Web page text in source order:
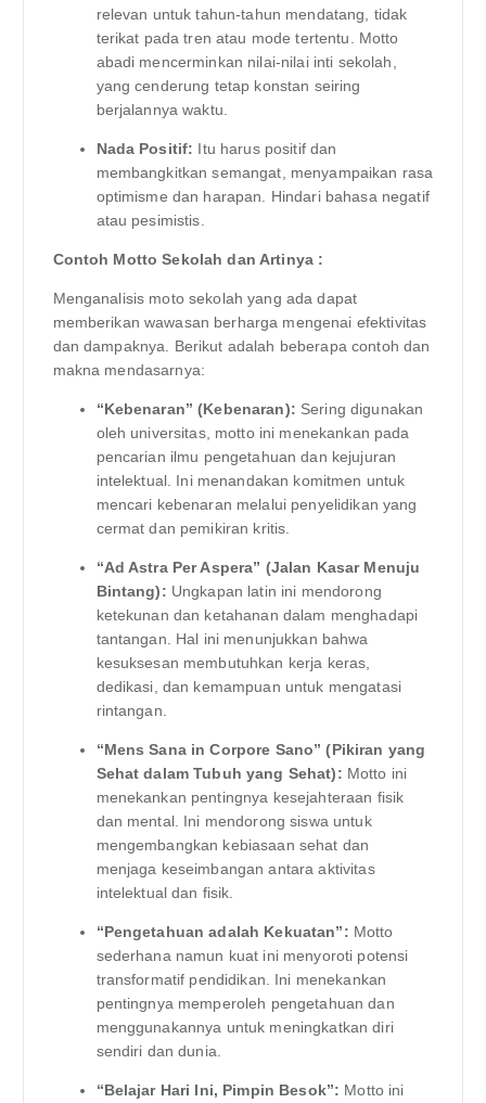
relevan untuk tahun-tahun mendatang, tidak
terikat pada tren atau mode tertentu. Motto
abadi mencerminkan nilai-nilai inti sekolah,
yang cenderung tetap konstan seiring
berjalannya waktu.
Nada Positif: Itu harus positif dan
membangkitkan semangat, menyampaikan rasa
optimisme dan harapan. Hindari bahasa negatif
atau pesimistis.
Contoh Motto Sekolah dan Artinya :
Menganalisis moto sekolah yang ada dapat
memberikan wawasan berharga mengenai efektivitas
dan dampaknya. Berikut adalah beberapa contoh dan
makna mendasarnya:
“Kebenaran” (Kebenaran): Sering digunakan
oleh universitas, motto ini menekankan pada
pencarian ilmu pengetahuan dan kejujuran
intelektual. Ini menandakan komitmen untuk
mencari kebenaran melalui penyelidikan yang
cermat dan pemikiran kritis.
“Ad Astra Per Aspera” (Jalan Kasar Menuju
Bintang): Ungkapan latin ini mendorong
ketekunan dan ketahanan dalam menghadapi
tantangan. Hal ini menunjukkan bahwa
kesuksesan membutuhkan kerja keras,
dedikasi, dan kemampuan untuk mengatasi
rintangan.
“Mens Sana in Corpore Sano” (Pikiran yang
Sehat dalam Tubuh yang Sehat): Motto ini
menekankan pentingnya kesejahteraan fisik
dan mental. Ini mendorong siswa untuk
mengembangkan kebiasaan sehat dan
menjaga keseimbangan antara aktivitas
intelektual dan fisik.
“Pengetahuan adalah Kekuatan”: Motto
sederhana namun kuat ini menyoroti potensi
transformatif pendidikan. Ini menekankan
pentingnya memperoleh pengetahuan dan
menggunakannya untuk meningkatkan diri
sendiri dan dunia.
“Belajar Hari Ini, Pimpin Besok”: Motto ini